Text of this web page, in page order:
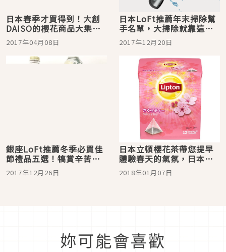
日本春季才買得到！大創
DAISO的櫻花商品大集
合！
2017年04月08日
日本LoFt推薦年末掃除幫
手名單，大掃除就靠這
些！
2017年12月20日
銀座LoFt推薦冬季必買佳
節禮品五選！犒賞辛苦了
一年的自己吧！
2017年12月26日
日本立頓櫻花茶帶您提早
體驗春天的氣氛，日本超
市買的到
2018年01月07日
妳可能會喜歡